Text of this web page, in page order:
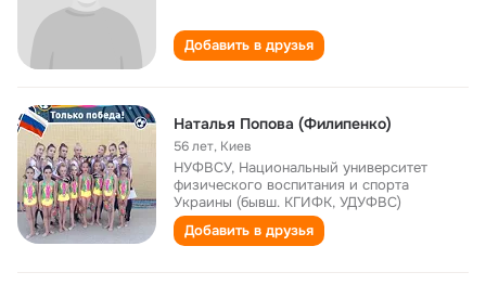
Добавить в друзья
Наталья Попова (Филипенко)
56 лет, Киев
НУФВСУ, Национальный университет
физического воспитания и спорта
Украины (бывш. КГИФК, УДУФВС)
Добавить в друзья